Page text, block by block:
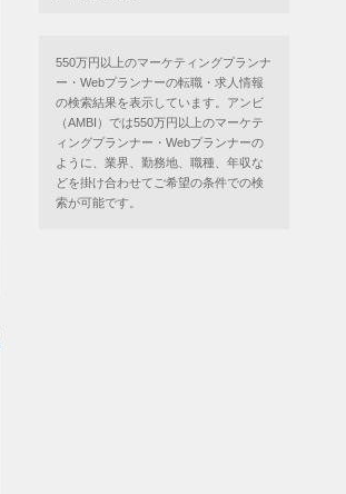
550万円以上のマーケティングプランナ
ー・Webプランナーの転職・求人情報
の検索結果を表示しています。アンビ
（AMBI）では550万円以上のマーケテ
ィングプランナー・Webプランナーの
ように、業界、勤務地、職種、年収な
どを掛け合わせてご希望の条件での検
索が可能です。